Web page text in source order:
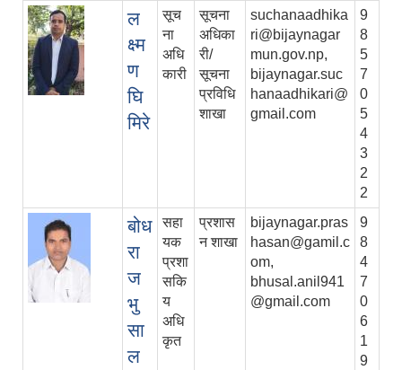
ल
क्ष्म
ण
घि
मिरे
सूच
ना
अधि
कारी
सूचना
अधिका
री/
सूचना
प्रविधि
शाखा
suchanaadhika
ri@bijaynagar
mun.gov.np,
bijaynagar.suc
hanaadhikari@
gmail.com
9
8
5
7
0
5
4
3
2
2
बोध
रा
ज
भु
सा
ल
सहा
यक
प्रशा
सकि
य
अधि
कृत
प्रशास
न शाखा
bijaynagar.pras
hasan@gamil.c
om,
bhusal.anil941
@gmail.com
9
8
4
7
0
6
1
9